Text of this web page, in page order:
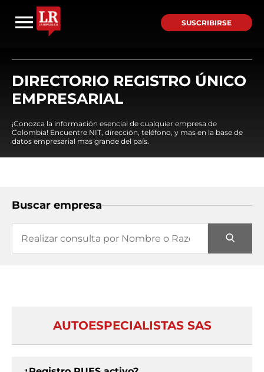
SUSCRIBIRSE
DIRECTORIO REGISTRO ÚNICO
EMPRESARIAL
¡Conozca la información esencial de cualquier empresa de
Colombia! Encuentre NIT, dirección, teléfono, y mas en la base de
datos empresarial mas grande del país.
Buscar empresa
AUTOESPECIALISTAS SAS